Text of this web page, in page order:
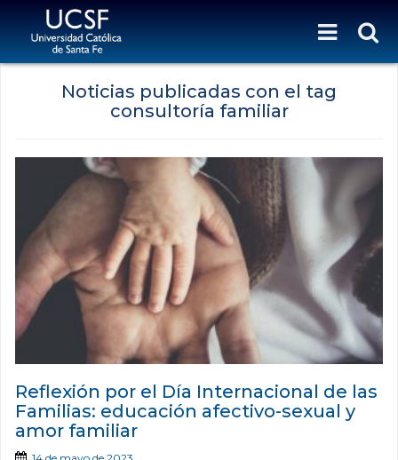
Noticias publicadas con el tag
consultoría familiar
Reflexión por el Día Internacional de las
Familias: educación afectivo-sexual y
amor familiar